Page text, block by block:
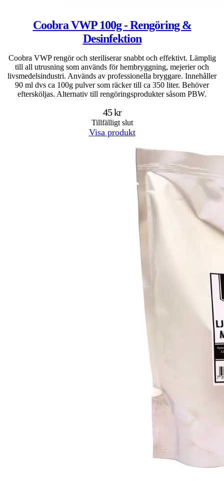
Coobra VWP 100g - Rengöring &
Desinfektion
Coobra VWP rengör och steriliserar snabbt och effektivt. Lämplig
till all utrusning som används för hembryggning, mejerier och
livsmedelsindustri. Används av professionella bryggare. Innehåller
90 ml dvs ca 100g pulver som räcker till ca 350 liter. Behöver
eftersköljas. Alternativ till rengöringsprodukter såsom PBW.
45 kr
Tillfälligt slut
Visa produkt